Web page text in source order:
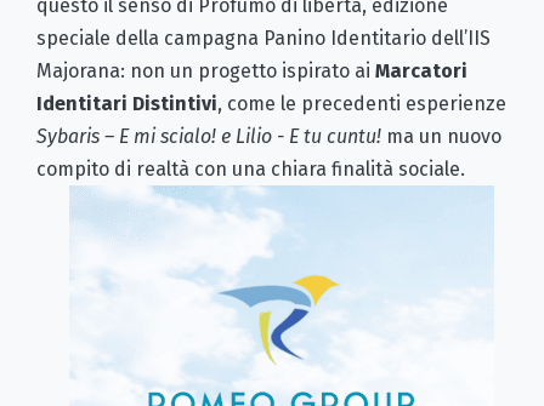
questo il senso di Profumo di libertà, edizione
speciale della campagna Panino Identitario dell’IIS
Majorana: non un progetto ispirato ai Marcatori
Identitari Distintivi, come le precedenti esperienze
Sybaris – E mi scialo! e Lilio - E tu cuntu! ma un nuovo
compito di realtà con una chiara finalità sociale.